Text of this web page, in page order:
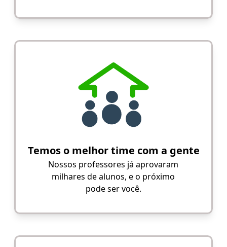
Temos o melhor time com a gente
Nossos professores já aprovaram
milhares de alunos, e o próximo
pode ser você.